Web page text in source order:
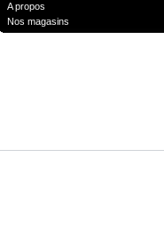
A propos
Nos magasins